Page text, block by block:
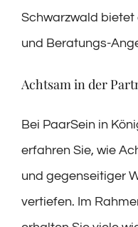
Schwarzwald bietet
und Beratungs-
Achtsam in der
Bei PaarSein in
erfahren Sie, wie
und gegenseitiger
vertiefen. Im